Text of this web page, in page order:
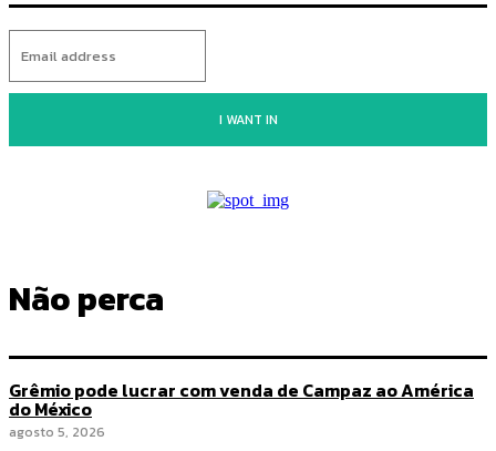
I WANT IN
Não perca
Grêmio pode lucrar com venda de Campaz ao América
do México
agosto 5, 2026